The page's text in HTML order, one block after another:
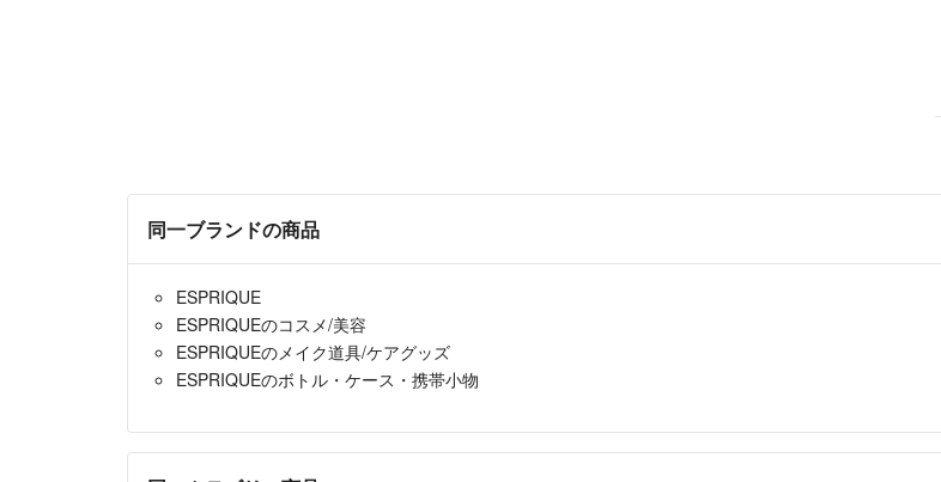
同一ブランドの商品
ESPRIQUE
ESPRIQUEのコスメ/美容
ESPRIQUEのメイク道具/ケアグッズ
ESPRIQUEのボトル・ケース・携帯小物